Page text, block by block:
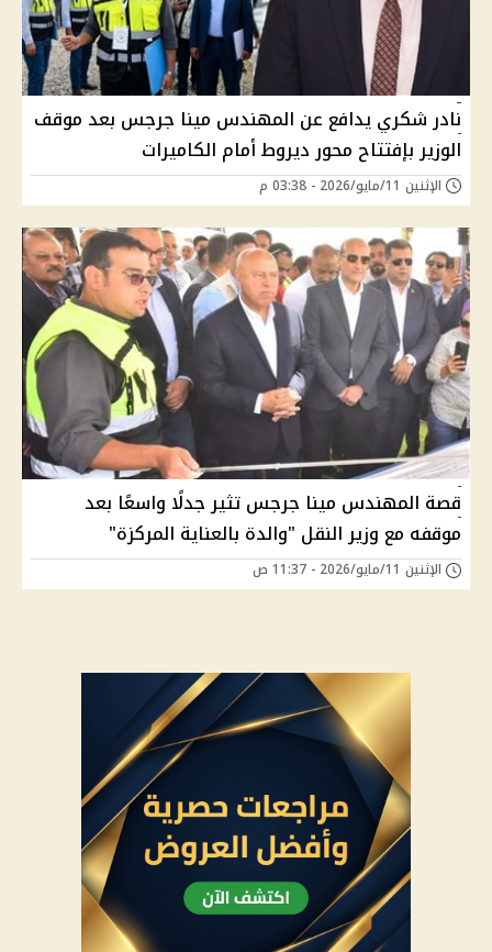
نادر شكري يدافع عن المهندس مينا جرجس بعد موقف
الوزير بإفتتاح محور ديروط أمام الكاميرات
الإثنين 11/مايو/2026 - 03:38 م
قصة المهندس مينا جرجس تثير جدلًا واسعًا بعد
موقفه مع وزير النقل "والدة بالعناية المركزة"
الإثنين 11/مايو/2026 - 11:37 ص